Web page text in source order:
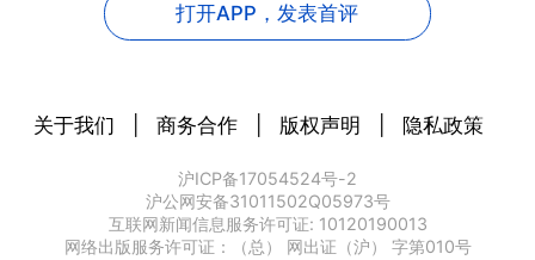
打开APP，发表首评
关于我们 商务合作 版权声明 隐私政策
沪ICP备17054524号-2
沪公网安备31011502Q05973号
互联网新闻信息服务许可证: 10120190013
网络出版服务许可证：（总） 网出证（沪） 字第010号